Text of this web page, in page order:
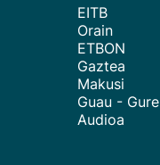
EITB
Orain
ETBON
Gaztea
Makusi
Guau - Gure
Audioa